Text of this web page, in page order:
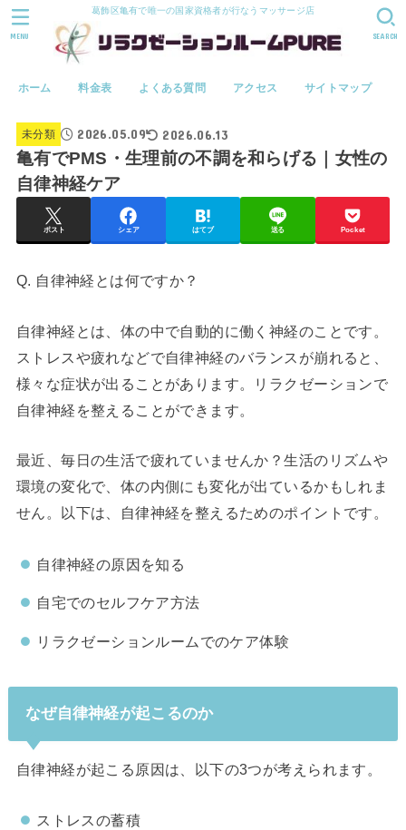
葛飾区亀有で唯一の国家資格者が行なうマッサージ店
ホーム 料金表 よくある質問 アクセス サイトマップ
SEARCH
MENU
未分類 2026.05.09 2026.06.13
亀有でPMS・生理前の不調を和らげる｜女性の
自律神経ケア
ポスト シェア はてブ 送る Pocket
Q. 自律神経とは何ですか？
自律神経とは、体の中で自動的に働く神経のことです。
ストレスや疲れなどで自律神経のバランスが崩れると、
様々な症状が出ることがあります。リラクゼーションで
自律神経を整えることができます。
最近、毎日の生活で疲れていませんか？生活のリズムや
環境の変化で、体の内側にも変化が出ているかもしれま
せん。以下は、自律神経を整えるためのポイントです。
自律神経の原因を知る
自宅でのセルフケア方法
リラクゼーションルームでのケア体験
なぜ自律神経が起こるのか
自律神経が起こる原因は、以下の3つが考えられます。
ストレスの蓄積